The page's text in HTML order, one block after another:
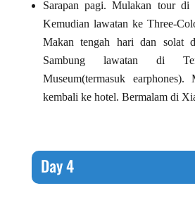
Sarapan pagi. Mulakan tour
Kemudian lawatan ke Three-
Makan tengah hari dan solat
Sambung lawatan di
Museum(termasuk
kembali ke hotel. Bermalam di
Day 4